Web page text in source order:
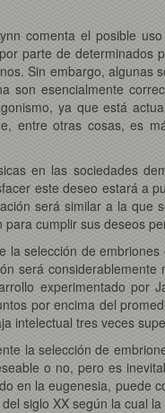
comenta el posible
parte de
Sin embargo,
son esencialmente
ya que está
entre otras cosas, es
en las sociedades
este deseo estará a
será similar a la
cumplir sus deseos
la selección de
será
experimentado por
por encima del
intelectual tres veces
la selección de
o no, pero es
en la eugenesia, puede
siglo XX según la cual